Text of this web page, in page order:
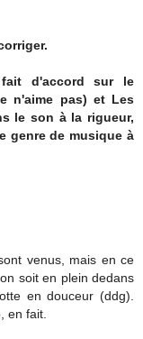
d'accord sur le
n'aime pas) et Les
le son à la rigueur,
genre de musique à
venus, mais en ce
soit en plein dedans
en douceur (ddg).
en fait.